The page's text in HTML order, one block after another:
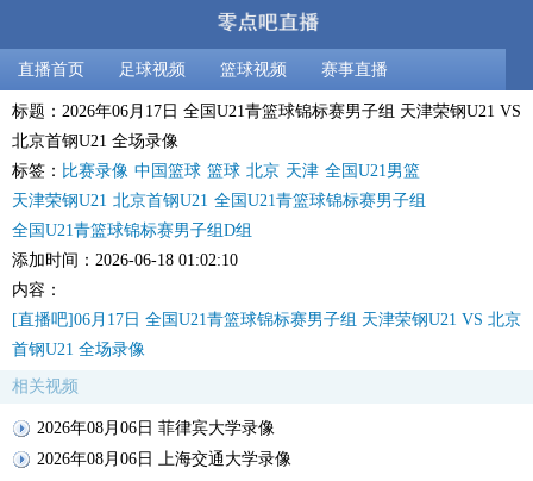
直播首页 足球视频 篮球视频 赛事直播
标题：2026年06月17日 全国U21青篮球锦标赛男子组 天津荣钢U21 VS
北京首钢U21 全场录像
标签： 比赛录像 中国篮球 篮球 北京 天津 全国U21男篮
天津荣钢U21 北京首钢U21 全国U21青篮球锦标赛男子组
全国U21青篮球锦标赛男子组D组
添加时间：2026-06-18 01:02:10
内容：
[直播吧]06月17日 全国U21青篮球锦标赛男子组 天津荣钢U21 VS 北京
首钢U21 全场录像
相关视频
2026年08月06日 菲律宾大学录像
2026年08月06日 上海交通大学录像